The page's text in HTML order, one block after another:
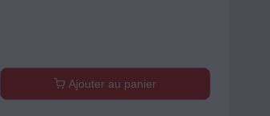
Ajouter au panier